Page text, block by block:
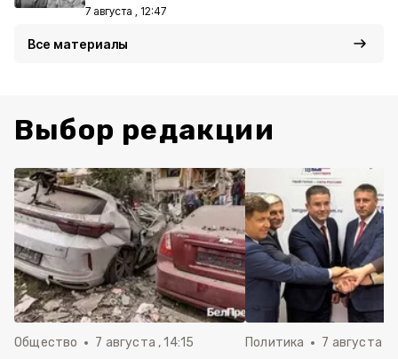
7 августа , 12:47
Все материалы
Выбор редакции
Общество 7 августа , 14:15 Политика 7 августа ,